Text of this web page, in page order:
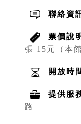
聯絡資
票價說
張 15元（本
開放時
提供服
路